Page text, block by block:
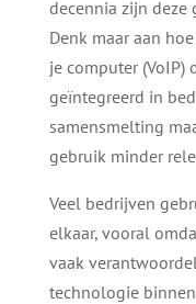
decennia zijn deze
Denk maar aan
je computer
geïntegreerd in
samensmelting
gebruik minder
Veel bedrijven
elkaar, vooral
vaak
technologie